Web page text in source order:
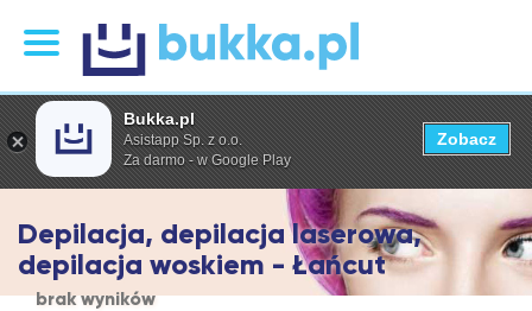
Depilacja, depilacja laserowa,
depilacja woskiem - Łańcut
brak wyników
Bukka.pl
Asistapp Sp. z o.o.
Za darmo - w Google Play
Zobacz